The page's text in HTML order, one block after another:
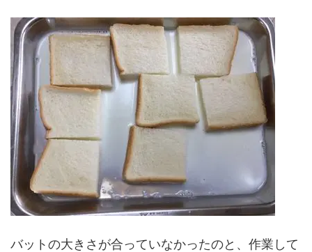
バットの大きさが合っていなかったのと、作業して